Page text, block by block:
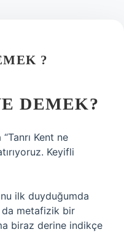
?
DEMEK?
Kent ne
Keyifli
ilk duyduğumda
da metafizik bir
biraz derine indikçe